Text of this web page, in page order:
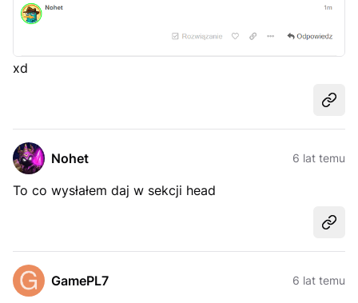
xd
Nohet 6 lat temu
To co wysłałem daj w sekcji head
GamePL7 6 lat temu